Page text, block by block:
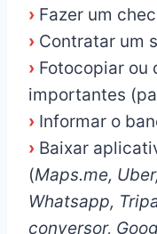
› Fazer um
› Contratar um
› Fotocopiar ou
importantes
› Informar o
› Baixar
(Maps.me,
Whatsapp,
conversor,